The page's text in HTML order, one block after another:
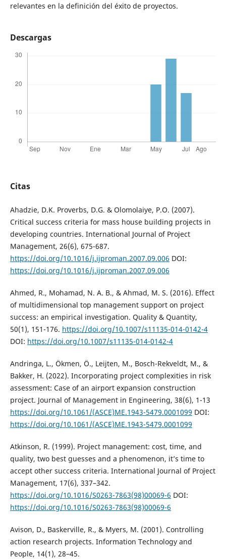
relevantes en la definición del éxito de proyectos.
Descargas
Citas
Ahadzie, D.K. Proverbs, D.G. & Olomolaiye, P.O. (2007).
Critical success criteria for mass house building projects in
developing countries. International Journal of Project
Management, 26(6), 675-687.
https://doi.org/10.1016/j.ijproman.2007.09.006 DOI:
https://doi.org/10.1016/j.ijproman.2007.09.006
Ahmed, R., Mohamad, N. A. B., & Ahmad, M. S. (2016). Effect
of multidimensional top management support on project
success: an empirical investigation. Quality & Quantity,
50(1), 151-176. https://doi.org/10.1007/s11135-014-0142-4
DOI: https://doi.org/10.1007/s11135-014-0142-4
Andringa, L., Ökmen, Ö., Leijten, M., Bosch-Rekveldt, M., &
Bakker, H. (2022). Incorporating project complexities in risk
assessment: Case of an airport expansion construction
project. Journal of Management in Engineering, 38(6), 1-13
https://doi.org/10.1061/(ASCE)ME.1943-5479.0001099 DOI:
https://doi.org/10.1061/(ASCE)ME.1943-5479.0001099
Atkinson, R. (1999). Project management: cost, time, and
quality, two best guesses and a phenomenon, it’s time to
accept other success criteria. International Journal of Project
Management, 17(6), 337–342.
https://doi.org/10.1016/S0263-7863(98)00069-6 DOI:
https://doi.org/10.1016/S0263-7863(98)00069-6
Avison, D., Baskerville, R., & Myers, M. (2001). Controlling
action research projects. Information Technology and
People, 14(1), 28–45.